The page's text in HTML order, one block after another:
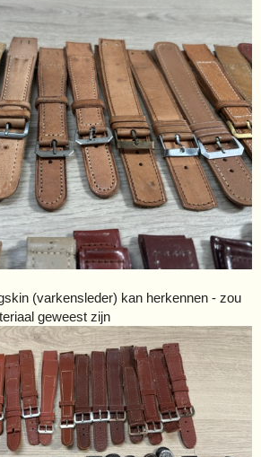
(varkensleder) kan herkennen - zou
geweest zijn